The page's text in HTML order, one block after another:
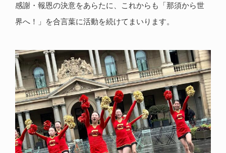
感謝・報恩の決意をあらたに、これからも「那須から世
界へ！」を合言葉に活動を続けてまいります。